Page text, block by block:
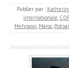
Publier par :
internationale,
Mehraoui, Maroc,